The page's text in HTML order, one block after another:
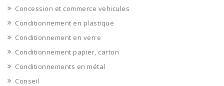
Concession et commerce vehicules
Conditionnement en plastique
Conditionnement en verre
Conditionnement papier, carton
Conditionnements en métal
Conseil